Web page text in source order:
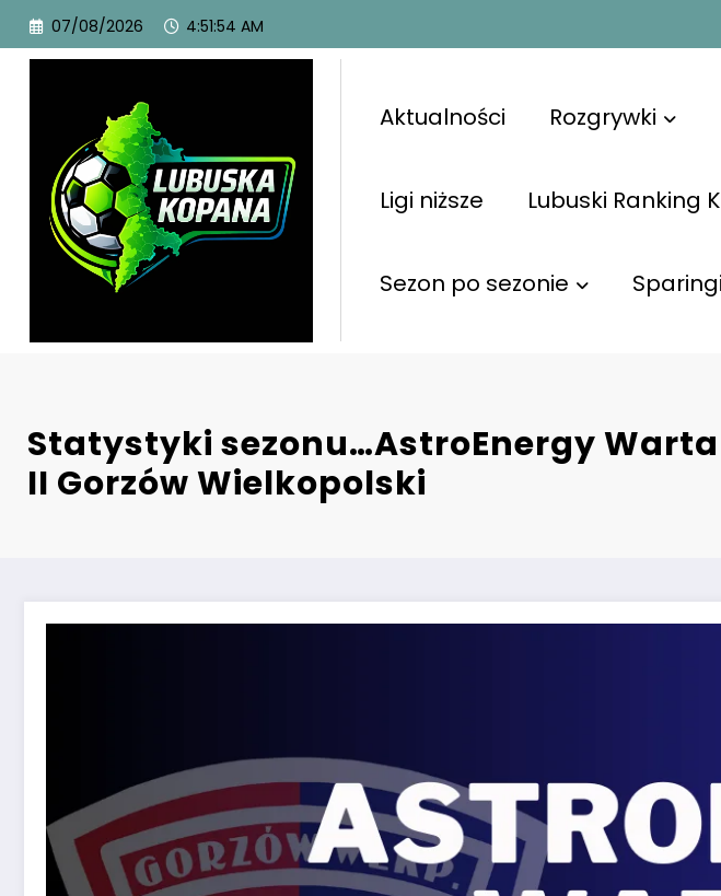
07/08/2026 4:51:55 AM
Aktualności Rozgrywki
Ligi niższe Lubuski Ranking
Sezon po sezonie
Statystyki sezonu…AstroEnergy Warta
II Gorzów Wielkopolski